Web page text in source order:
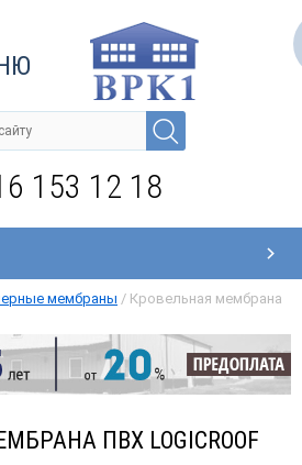
153 12 18
мембраны / Кровельная мембрана
ПВХ LOGICROOF